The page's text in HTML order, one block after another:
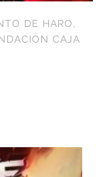
DE HARO,
CAJA